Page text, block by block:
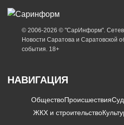
© 2006-2026 © "СарИнформ".
Новости Саратова и Саратовской
события. 18+
НАВИГАЦИЯ
ОбществоПроисшествияСуд
ЖКХ и строительство